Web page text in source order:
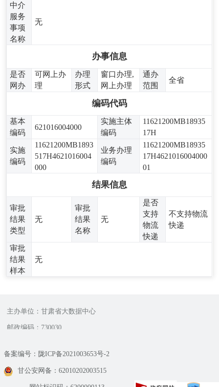
中介
服务
事项
名称
无
办事信息
是否
网办
可网上办
理
办理
形式
窗口办理,
网上办理
通办
范围
全省
编码代码
基本
编码
621016004000
实施主体
编码
11621200MB18935
17H
实施
编码
11621200MB1893
517H4621016004
000
业务办理
编码
11621200MB18935
17H4621016004000
01
结果信息
审批
结果
类型
无
审批
结果
名称
无
是否
支持
物流
快递
不支持物流
快递
审批
结果
样本
无
主办单位：甘肃省大数据中心
邮政编码：730030
备案编号：陇ICP备2021003653号-2
甘公安网备：62010202003515